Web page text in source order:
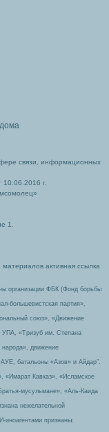
связи, информационных
г.
1.
активная ссылка
организации ФБК (Фонд борьбы
большевистская партия»,
союз», «Движение
УПА, «Тризуб им. Степана
народа», движение
батальоны «Азов» и Айдар″.
«Имарат Кавказ», «Исламское
мусульмане», «Аль-Каида
нежелательной
иноагентами признаны: